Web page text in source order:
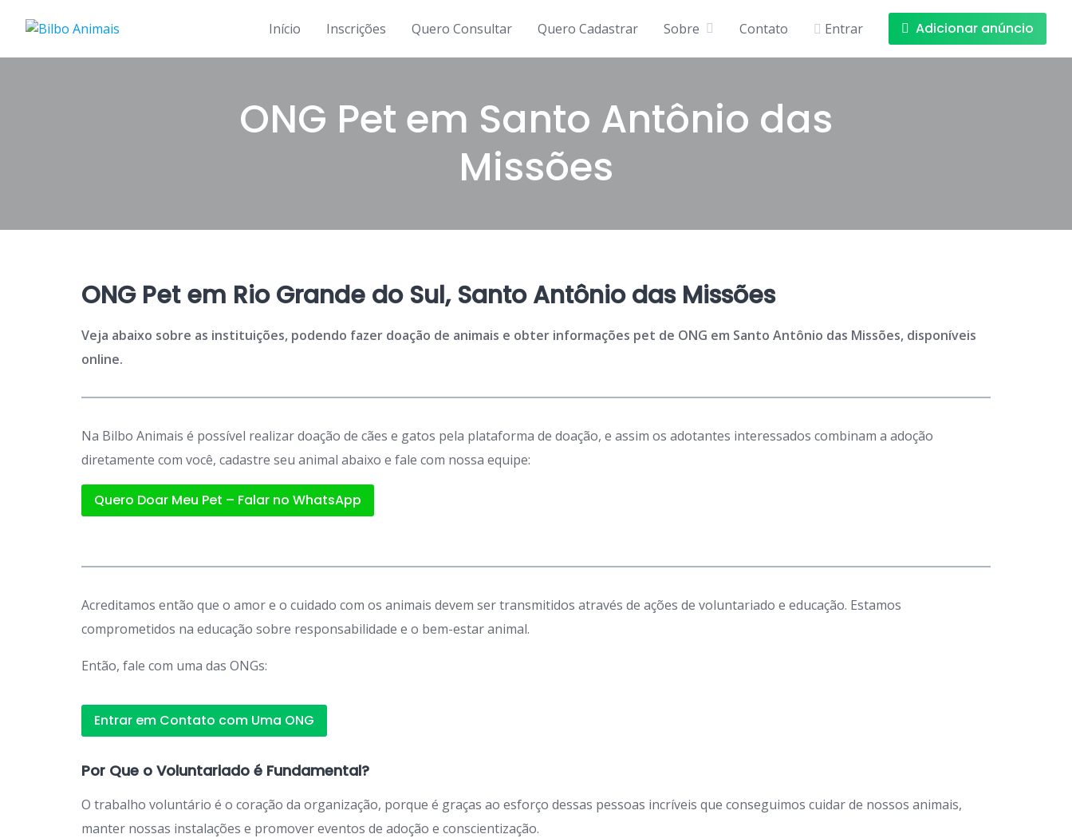
Início Inscrições Quero Consultar Quero Cadastrar Sobre Contato Entrar Adicionar anúncio
ONG Pet em Santo Antônio das
Missões
ONG Pet em Rio Grande do Sul, Santo Antônio das Missões
Veja abaixo sobre as instituições, podendo fazer doação de animais e obter informações pet de ONG em Santo Antônio das Missões, disponíveis
online.
Na Bilbo Animais é possível realizar doação de cães e gatos pela plataforma de doação, e assim os adotantes interessados combinam a adoção
diretamente com você, cadastre seu animal abaixo e fale com nossa equipe:
Quero Doar Meu Pet – Falar no WhatsApp
Acreditamos então que o amor e o cuidado com os animais devem ser transmitidos através de ações de voluntariado e educação. Estamos
comprometidos na educação sobre responsabilidade e o bem-estar animal.
Então, fale com uma das ONGs:
Entrar em Contato com Uma ONG
Por Que o Voluntariado é Fundamental?
O trabalho voluntário é o coração da organização, porque é graças ao esforço dessas pessoas incríveis que conseguimos cuidar de nossos animais,
manter nossas instalações e promover eventos de adoção e conscientização.